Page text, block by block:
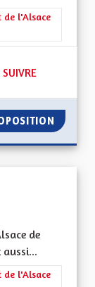
l'Education et
l'Alsace
59 ABONNÉS
SUIVRE
de
l'Education et
l'Alsace